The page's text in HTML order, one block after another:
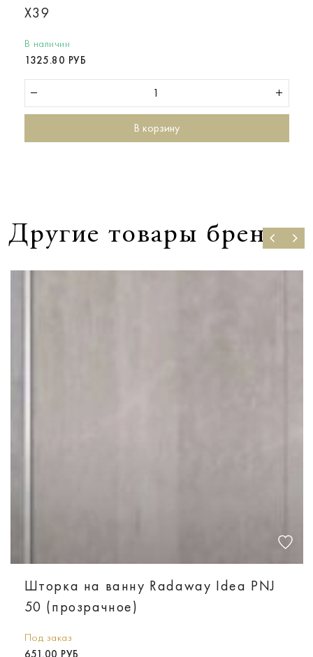
X39
В наличии
1325.80 РУБ
В корзину
Другие товары бренда
Шторка на ванну Radaway Idea PNJ
50 (прозрачное)
Под заказ
651.00 РУБ